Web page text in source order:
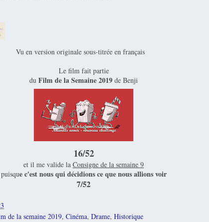
Vu en version originale sous-titrée en français
Le film fait partie
du Film de la Semaine 2019 de Benji
16/52
et il me valide la Consigne de la semaine 9
puisque c'est nous qui décidions ce que nous allions voir
7/52
de la semaine 2019, Cinéma, Drame, Historique